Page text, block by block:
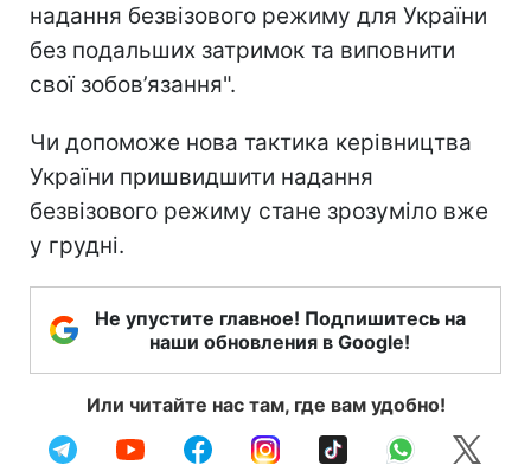
надання безвізового режиму для України
без подальших затримок та виповнити
свої зобов’язання".
Чи допоможе нова тактика керівництва
України пришвидшити надання
безвізового режиму стане зрозуміло вже
у грудні.
Не упустите главное! Подпишитесь на
наши обновления в Google!
Или читайте нас там, где вам удобно!